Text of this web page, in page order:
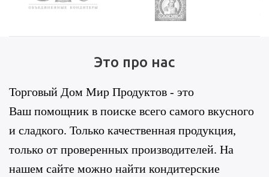
Это про нас
Торговый Дом Мир Продуктов - это
Ваш помощник в поиске всего самого вкусного
и сладкого. Только качественная продукция,
только от проверенных производителей. На
нашем сайте можно найти кондитерские